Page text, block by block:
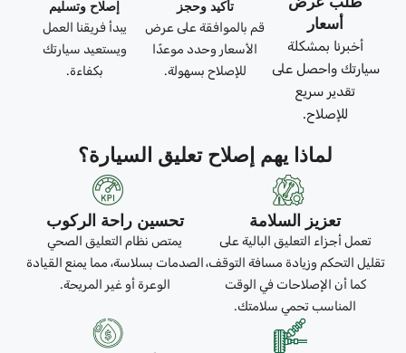
أسعار
أخبرنا بمشكلة
سيارتك واحصل على
تقدير سريع
للإصلاح.
تأكيد وحجز
قم بالموافقة على عرض
الأسعار وحدد موعدًا
للإصلاح بسهولة.
إصلاح وتسليم
يبدأ فريقنا العمل
ويستعيد سيارتك
بكفاءة.
لماذا يهم إصلاح تعليق السيارة؟
تعزيز السلامة
تعمل أجزاء التعليق البالية على
تقليل التحكم وزيادة مسافة التوقف،
كما أن الإصلاحات في الوقت
المناسب تحمي سلامتك.
تحسين راحة الركوب
يمتص نظام التعليق الصحي
الصدمات بسلاسة، مما يمنع القيادة
الوعرة أو غير المريحة.